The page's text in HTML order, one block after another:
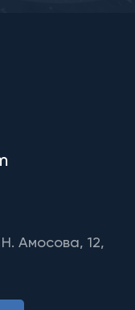
Амосова, 12,